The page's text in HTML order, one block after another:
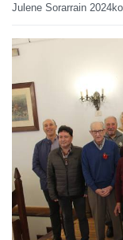
Julene Sorarrain